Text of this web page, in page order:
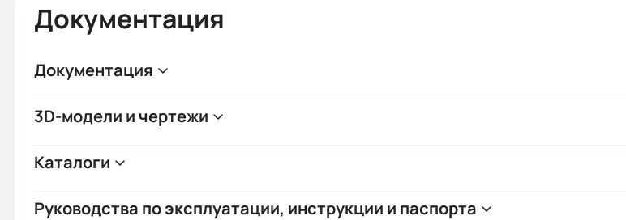
Документация
Документация
3D-модели и чертежи
Каталоги
Руководства по эксплуатации, инструкции и паспорта